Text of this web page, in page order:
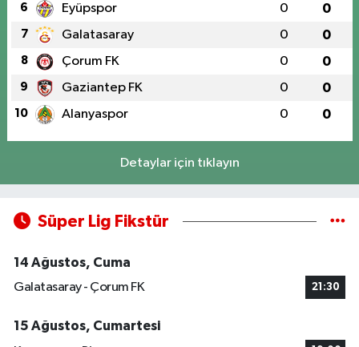
6 Eyüpspor 0 0
7 Galatasaray 0 0
8 Çorum FK 0 0
9 Gaziantep FK 0 0
10 Alanyaspor 0 0
Detaylar için tıklayın
Süper Lig Fikstür
14 Ağustos, Cuma
Galatasaray - Çorum FK
21:30
15 Ağustos, Cumartesi